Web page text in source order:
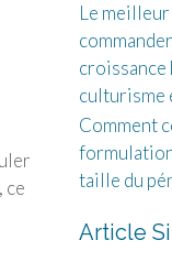
ce
Le
croissance
culturisme
Comment
taille du
Article